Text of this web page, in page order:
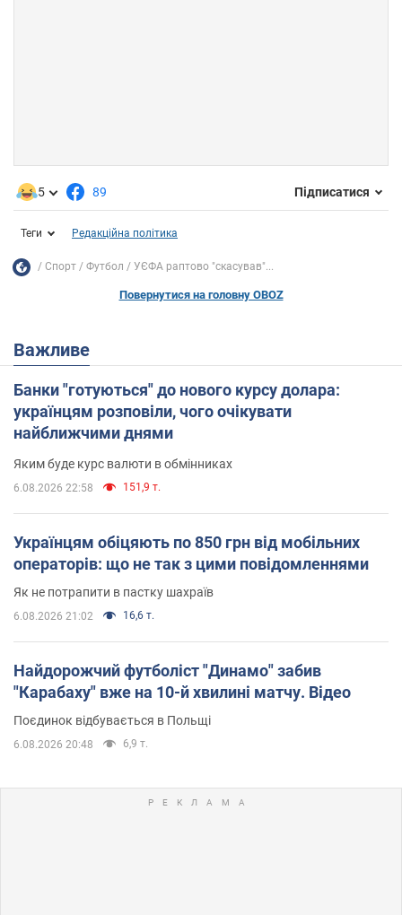
5 89 Підписатися
Теги Редакційна політика
Спорт Футбол УЄФА раптово "скасував"...
Повернутися на головну OBOZ
Важливе
Банки "готуються" до нового курсу долара:
українцям розповіли, чого очікувати
найближчими днями
Яким буде курс валюти в обмінниках
6.08.2026 22:58 151,9 т.
Українцям обіцяють по 850 грн від мобільних
операторів: що не так з цими повідомленнями
Як не потрапити в пастку шахраїв
6.08.2026 21:02 16,6 т.
Найдорожчий футболіст "Динамо" забив
"Карабаху" вже на 10-й хвилині матчу. Відео
Поєдинок відбувається в Польщі
6.08.2026 20:48 6,9 т.